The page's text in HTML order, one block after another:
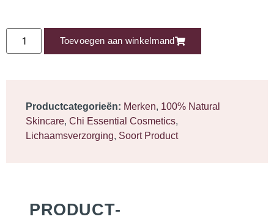
Toevoegen aan winkelmand
Productcategorieën: Merken, 100% Natural
Skincare, Chi Essential Cosmetics,
Lichaamsverzorging, Soort Product
PRODUCT­